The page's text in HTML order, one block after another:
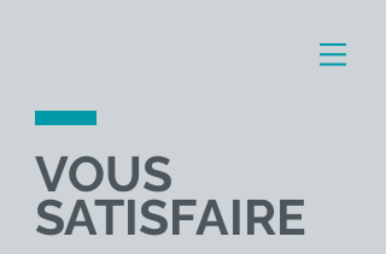
VOUS
SATISFAIRE